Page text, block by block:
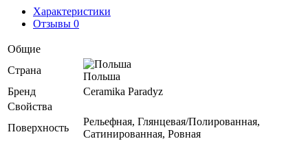
Характеристики
Отзывы 0
Общие
Страна
Польша
Бренд
Ceramika Paradyz
Свойства
Поверхность
Рельефная, Глянцевая/Полированная,
Сатинированная, Ровная